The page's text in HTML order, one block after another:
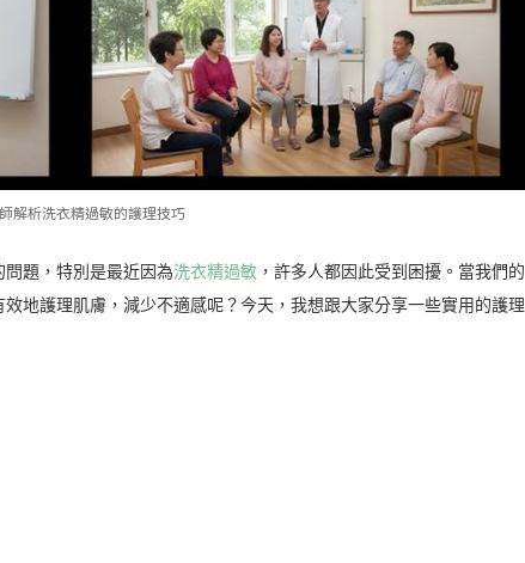
解析洗衣精過敏的護理技巧
題，特別是最近因為洗衣精過敏 ，許多人都因此受到困擾。當我們的
地護理肌膚，減少不適感呢？今天，我想跟大家分享一些實用的護理